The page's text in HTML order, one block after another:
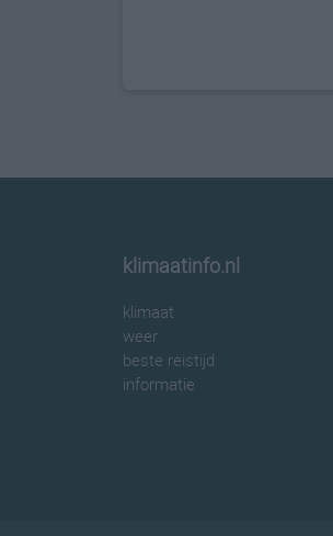
klimaatinfo.nl
klimaat
weer
beste reistijd
informatie